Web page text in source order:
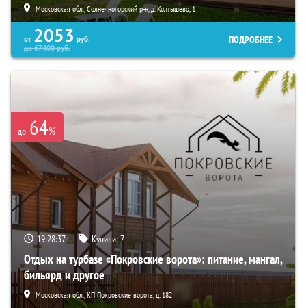
Московская обл., Солнечногорский р-н, д. Колтышево, 1
от 2053 руб.
до67400руб.
ПОДРОБНЕЕ
до 64%
19:28:36 Купили:7
Отдых на турбазе «Покровские ворота»: питание, мангал,
бильярд и другое
Московская обл., КП Покровские ворота, д. 182